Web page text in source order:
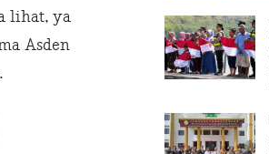
lihat, ya
Asden